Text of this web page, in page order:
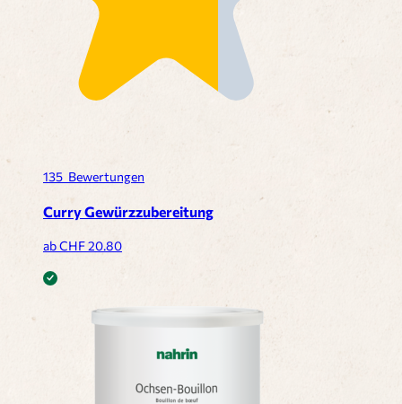
135 Bewertungen
Curry Gewürzzubereitung
ab CHF20.80